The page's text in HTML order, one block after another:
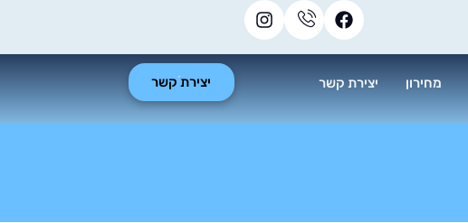
מחירון יצירת קשר יצירת קשר